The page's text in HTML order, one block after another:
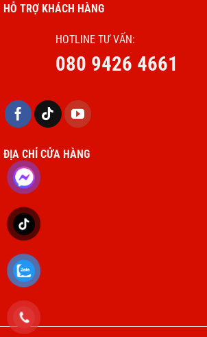
HỖ TRỢ KHÁCH HÀNG
HOTLINE TƯ VẤN:
080 9426 4661
ĐỊA CHỈ CỬA HÀNG